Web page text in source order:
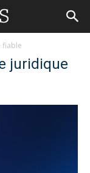
fiable
juridique